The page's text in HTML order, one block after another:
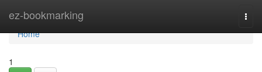
ez-bookmarking
Home
Home
1